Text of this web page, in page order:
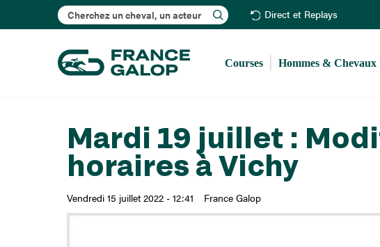
Rechercher Direct et Replays
Courses Hommes & Chevaux
Mardi 19 juillet :
horaires à Vichy
Vendredi 15 juillet 2022 - 12:41 France Galop